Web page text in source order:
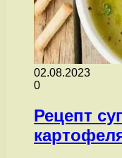
02.08.2023
0
Рецепт